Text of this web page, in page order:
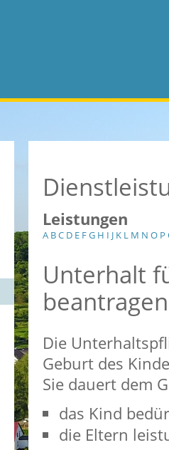
Leistungen
A BC D E FG H I J K L M N O P
Unterhalt
beantragen
Die
Geburt des
Sie dauert dem
das Kind
die Eltern